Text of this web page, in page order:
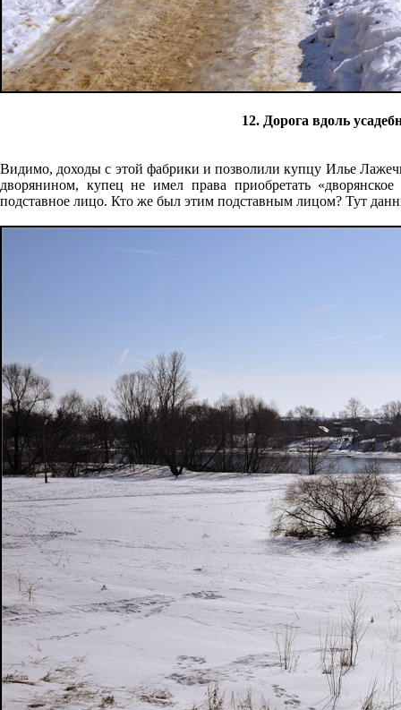
12. Дорога вдоль
Видимо, доходы с этой фабрики и позволили купцу Илье
дворянином, купец не имел права приобретать
подставное лицо. Кто же был этим подставным лицом? Тут